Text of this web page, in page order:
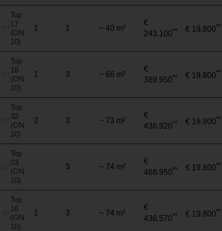
Top
17
(ON
10)
1 1 ~ 40 m²
€
243.100** € 19.800**
Top
18
(ON
10)
1 3 ~ 66 m²
€
389.950** € 19.800**
Top
32
(ON
10)
2 3 ~ 73 m²
€
436.920** € 19.800**
Top
03
(ON
10)
3 ~ 74 m²
€
488.950** € 19.800**
Top
16
(ON
10)
1 3 ~ 74 m²
€
438.570** € 19.800**